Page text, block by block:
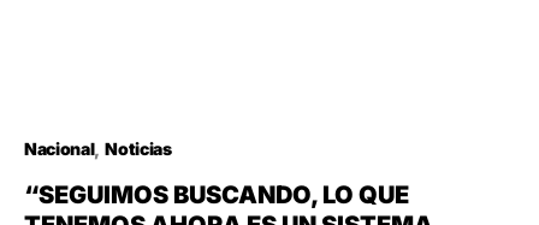
Nacional Noticias
“SEGUIMOS BUSCANDO, LO QUE